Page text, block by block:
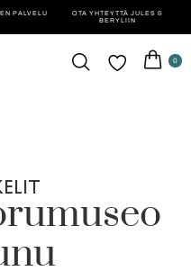
PALVELU
OTA YHTEYTTÄ JULES &
BERYLIIN
0